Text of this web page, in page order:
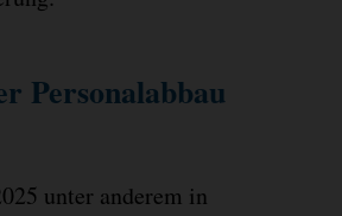
Personalabbau
unter anderem in